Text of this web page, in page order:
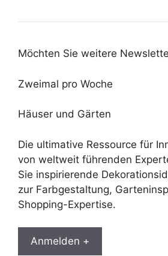
Möchten Sie weitere
Zweimal pro Woche
Häuser und Gärten
Die ultimative Ressource für
von weltweit führenden
Sie inspirierende
zur Farbgestaltung,
Shopping-Expertise.
Anmelden +